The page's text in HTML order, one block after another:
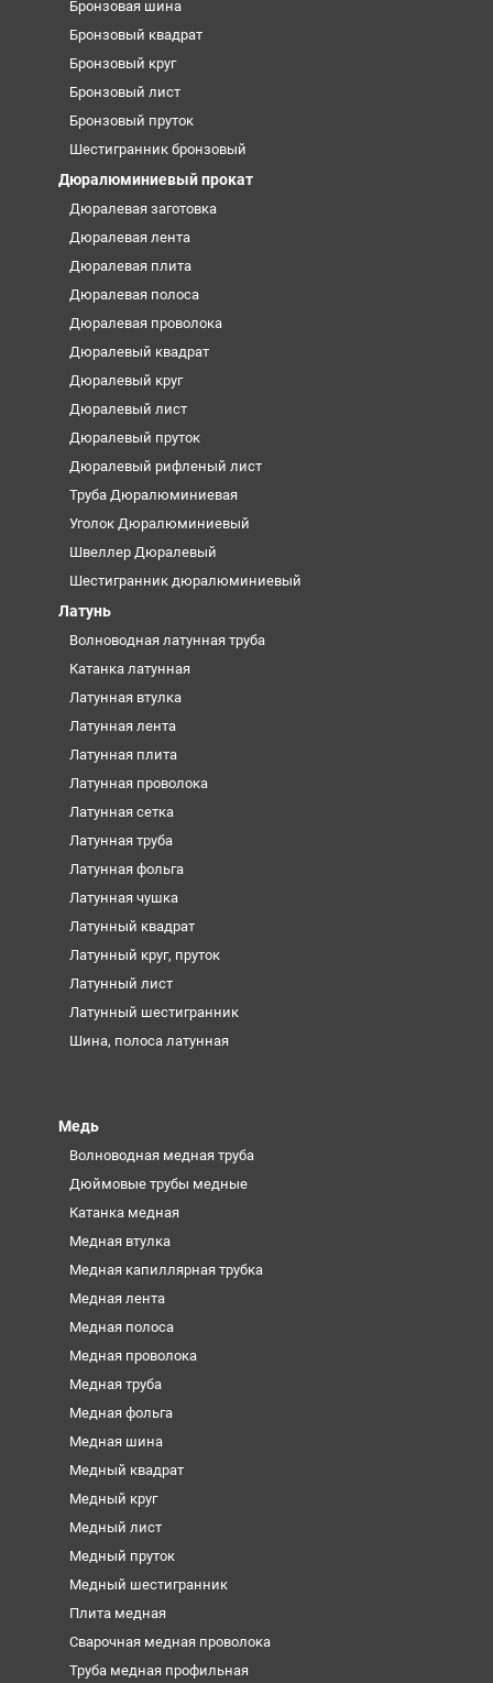
Бронзовая шина
Бронзовый квадрат
Бронзовый круг
Бронзовый лист
Бронзовый пруток
Шестигранник бронзовый
Дюралюминиевый прокат
Дюралевая заготовка
Дюралевая лента
Дюралевая плита
Дюралевая полоса
Дюралевая проволока
Дюралевый квадрат
Дюралевый круг
Дюралевый лист
Дюралевый пруток
Дюралевый рифленый лист
Труба Дюралюминиевая
Уголок Дюралюминиевый
Швеллер Дюралевый
Шестигранник дюралюминиевый
Латунь
Волноводная латунная труба
Катанка латунная
Латунная втулка
Латунная лента
Латунная плита
Латунная проволока
Латунная сетка
Латунная труба
Латунная фольга
Латунная чушка
Латунный квадрат
Латунный круг, пруток
Латунный лист
Латунный шестигранник
Шина, полоса латунная
Медь
Волноводная медная труба
Дюймовые трубы медные
Катанка медная
Медная втулка
Медная капиллярная трубка
Медная лента
Медная полоса
Медная проволока
Медная труба
Медная фольга
Медная шина
Медный квадрат
Медный круг
Медный лист
Медный пруток
Медный шестигранник
Плита медная
Сварочная медная проволока
Труба медная профильная